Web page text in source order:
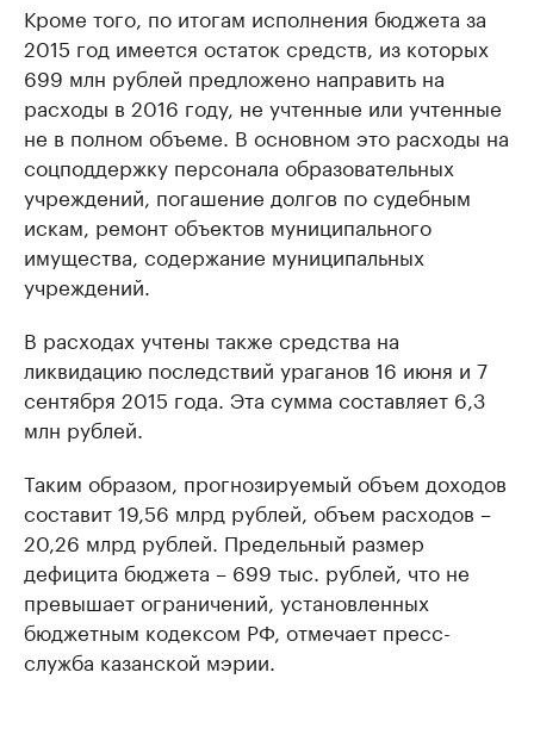
Кроме того, по итогам исполнения бюджета за
2015 год имеется остаток средств, из которых
699 млн рублей предложено направить на
расходы в 2016 году, не учтенные или учтенные
не в полном объеме. В основном это расходы на
соцподдержку персонала образовательных
учреждений, погашение долгов по судебным
искам, ремонт объектов муниципального
имущества, содержание муниципальных
учреждений.
В расходах учтены также средства на
ликвидацию последствий ураганов 16 июня и 7
сентября 2015 года. Эта сумма составляет 6,3
млн рублей.
Таким образом, прогнозируемый объем доходов
составит 19,56 млрд рублей, объем расходов –
20,26 млрд рублей. Предельный размер
дефицита бюджета – 699 тыс. рублей, что не
превышает ограничений, установленных
бюджетным кодексом РФ, отмечает пресс-
служба казанской мэрии.